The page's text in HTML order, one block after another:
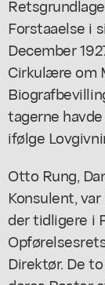
Forstaaelse i
December
Cirkulære om
tagerne
ifølge
Otto Rung,
Konsulent,
der tidligere i
Direktør. De